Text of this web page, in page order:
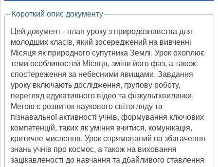
Короткий опис документу
Цей документ - план уроку з природознавства для
молодших класів, який зосереджений на вивченні
Місяця як природного супутника Землі. Урок охоплює
теми особливостей Місяця, зміни його фаз, а також
спостереження за небесними явищами. Завдання
уроку включають дослідження, групову роботу,
перегляд едукативного відео та фізкультхвилинки.
Метою є розвиток наукового світогляду та
пізнавальної активності учнів, формування ключових
компетенцій, таких як уміння вчитися, комунікація,
критичне мислення. Урок спрямований на збагачення
знань учнів про космос, а також на виховання
зацікавленості до навчання та дбайливого ставлення